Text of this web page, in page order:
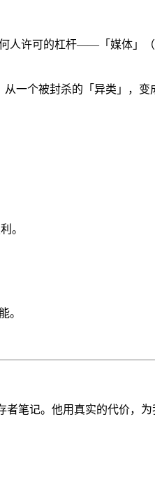
人许可的杠杆——「媒体」
一个被封杀的「异类」，变
。
。
笔记。他用真实的代价，为